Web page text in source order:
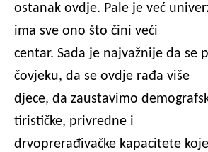
ostanak ovdje. Pale je već
ima sve ono što čini veći
centar. Sada je najvažnije da se
čovjeku, da se ovdje rađa više
djece, da zaustavimo
tirističke, privredne i
drvoprerađivačke kapacitete